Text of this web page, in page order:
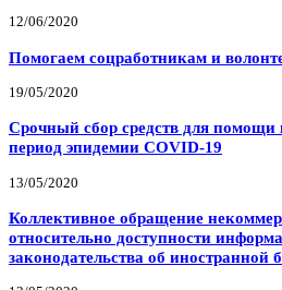
12/06/2020
Помогаем соцработникам и
19/05/2020
Срочный сбор средств для помощи
период эпидемии COVID-19
13/05/2020
Коллективное обращение
относительно доступности
законодательства об иностранной